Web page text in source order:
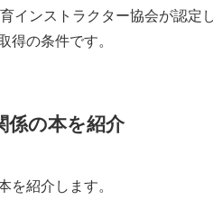
インストラクター協会が認定
得の条件です。
係の本を紹介
を紹介します。